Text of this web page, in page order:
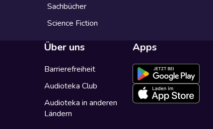
Sachbücher
Science Fiction
Über uns
Barrierefreiheit
Audioteka Club
Audioteka in anderen
Ländern
Apps